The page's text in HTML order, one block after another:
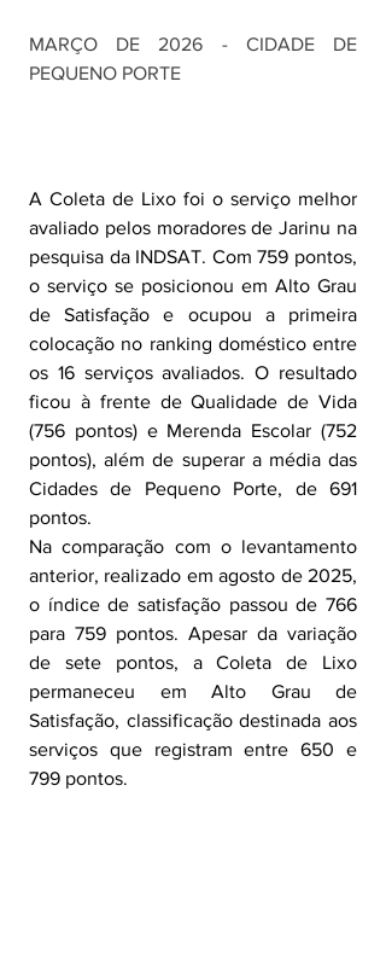
MARÇO DE 2026 - CIDADE DE
PEQUENO PORTE
A Coleta de Lixo foi o serviço melhor
avaliado pelos moradores de Jarinu na
pesquisa da INDSAT. Com 759 pontos,
o serviço se posicionou em Alto Grau
de Satisfação e ocupou a primeira
colocação no ranking doméstico entre
os 16 serviços avaliados. O resultado
ficou à frente de Qualidade de Vida
(756 pontos) e Merenda Escolar (752
pontos), além de superar a média das
Cidades de Pequeno Porte, de 691
pontos.
Na comparação com o levantamento
anterior, realizado em agosto de 2025,
o índice de satisfação passou de 766
para 759 pontos. Apesar da variação
de sete pontos, a Coleta de Lixo
permaneceu em Alto Grau de
Satisfação, classificação destinada aos
serviços que registram entre 650 e
799 pontos.